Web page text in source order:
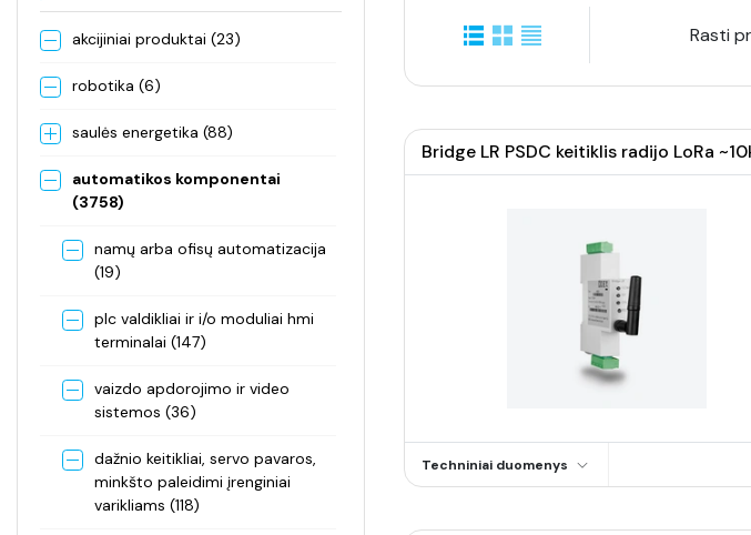
akcijiniai produktai (23)
robotika (6)
saulės energetika (88)
automatikos komponentai
(3758)
namų arba ofisų automatizacija
(19)
plc valdikliai ir i/o moduliai hmi
terminalai (147)
vaizdo apdorojimo ir video
sistemos (36)
dažnio keitikliai, servo pavaros,
minkšto paleidimi įrenginiai
varikliams (118)
Rasti
Bridge LR PSDC keitiklis radijo LoRa
Techniniai duomenys